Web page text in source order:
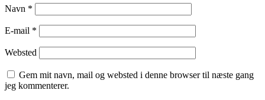
Navn *
E-mail *
Websted
Gem mit navn, mail og websted i denne browser til næste gang
jeg kommenterer.